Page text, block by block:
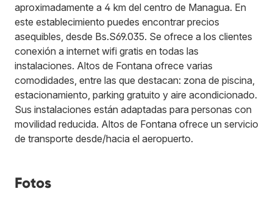
aproximadamente a 4 km del centro de Managua. En
este establecimiento puedes encontrar precios
asequibles, desde Bs.S69.035. Se ofrece a los clientes
conexión a internet wifi gratis en todas las
instalaciones. Altos de Fontana ofrece varias
comodidades, entre las que destacan: zona de piscina,
estacionamiento, parking gratuito y aire acondicionado.
Sus instalaciones están adaptadas para personas con
movilidad reducida. Altos de Fontana ofrece un servicio
de transporte desde/hacia el aeropuerto.
Fotos